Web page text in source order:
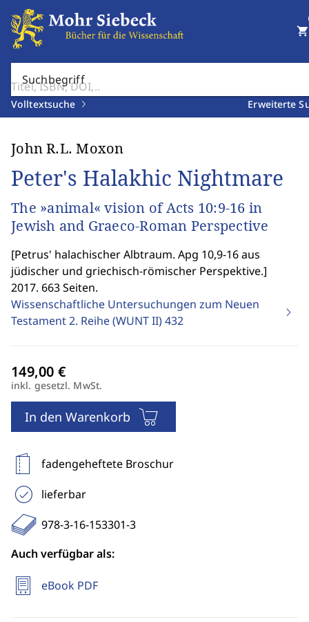
Suchbegriff
Volltextsuche Erweiterte
shopping_cart
John R.L. Moxon
Peter's Halakhic Nightmare
The »animal« vision of Acts 10:9-16 in
Jewish and Graeco-Roman Perspective
[Petrus' halachischer Albtraum. Apg 10,9-16 aus
jüdischer und griechisch-römischer Perspektive.]
2017. 663 Seiten.
Wissenschaftliche Untersuchungen zum Neuen
Testament 2. Reihe (WUNT II)432
inkl. gesetzl. MwSt.
In den Warenkorb
fadengeheftete Broschur
lieferbar
978-3-16-153301-3
Auch verfügbar als:
eBook PDF